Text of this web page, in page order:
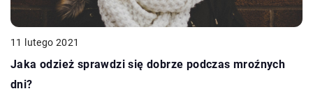
11 lutego 2021
Jaka odzież sprawdzi się dobrze podczas mroźnych
dni?